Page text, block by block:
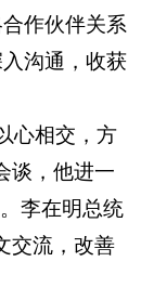
作伙伴关系
沟通，收获
心相交，方
谈，他进一
李在明总统
交流，改善